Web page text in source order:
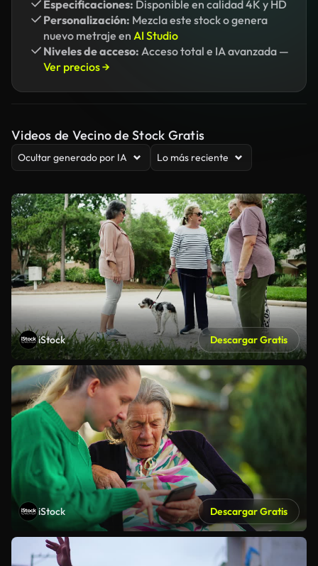
Especificaciones: Disponible en calidad 4K y HD
Personalización: Mezcla este stock o genera
nuevo metraje en AI Studio
Niveles de acceso: Acceso total e IA avanzada —
Ver precios →
Videos de Vecino de Stock Gratis
Ocultar generado por IA Lo más reciente
iStock Descargar Gratis
iStock Descargar Gratis